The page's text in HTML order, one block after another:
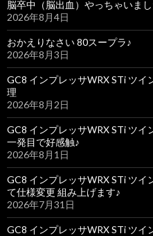
脳卒中（脳出血）やっちゃいま
2026年8月4日
おかえりなさい 80スープラ♪
2026年8月3日
GC8 インプレッサWRX STi ツ
理
2026年8月2日
GC8 インプレッサWRX STi ツ
一発目で好感触♪
2026年8月1日
GC8 インプレッサWRX STi ツ
て仕様変更 組み上げます♪
2026年7月31日
GC8 インプレッサWRX STi ツ